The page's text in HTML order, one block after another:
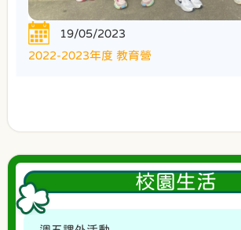
19/05/2023
2022-2023年度 教育營
校園生活